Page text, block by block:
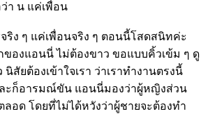
า น แค่เพื่อน
ริง ๆ แค่เพื่อนจริง ๆ ตอนนี้โสดสนิทค่ะ
ของแอนนี่ ไม่ต้องขาว ขอแบบคิ้วเข้ม ๆ ดู
นิสัยต้องเข้าใจเรา ว่าเราทำงานตรงนี้
ละก็อารมณ์ขัน แอนนี่มองว่าผู้หญิงส่วน
อด โดยที่ไม่ได้หวังว่าผู้ชายจะต้องทำ